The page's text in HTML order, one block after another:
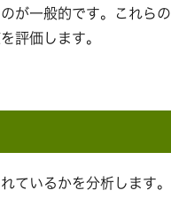
が一般的です。これらの
評価します。
ているかを分析します。